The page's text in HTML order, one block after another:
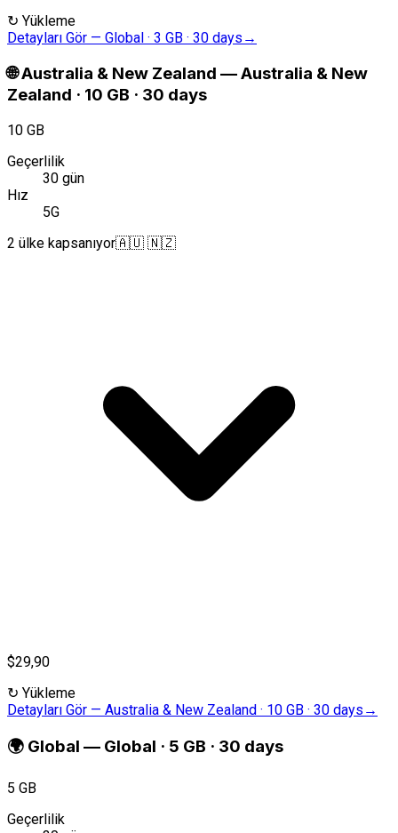
↻ Yükleme
Detayları Gör — Global · 3 GB · 30 days →
🌐Australia & New Zealand —Australia & New
Zealand · 10 GB · 30 days
10 GB
Geçerlilik
30 gün
Hız
5G
2 ülke kapsanıyor🇦🇺 🇳🇿
$29,90
↻ Yükleme
Detayları Gör — Australia & New Zealand · 10 GB · 30 days →
🌍 Global — Global · 5 GB · 30 days
5 GB
Geçerlilik